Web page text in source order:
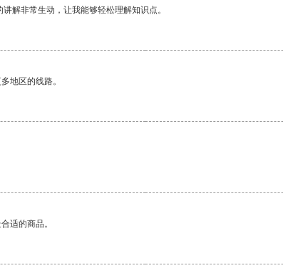
解非常生动，让我能够轻松理解知识点。
地区的线路。
适的商品。